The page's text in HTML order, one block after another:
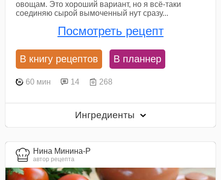
овощам. Это хороший вариант, но я всё-таки
соединяю сырой вымоченный нут сразу...
Посмотреть рецепт
В книгу рецептов В планнер
60 мин 14 268
Ингредиенты
Нина Минина-Р
автор рецепта